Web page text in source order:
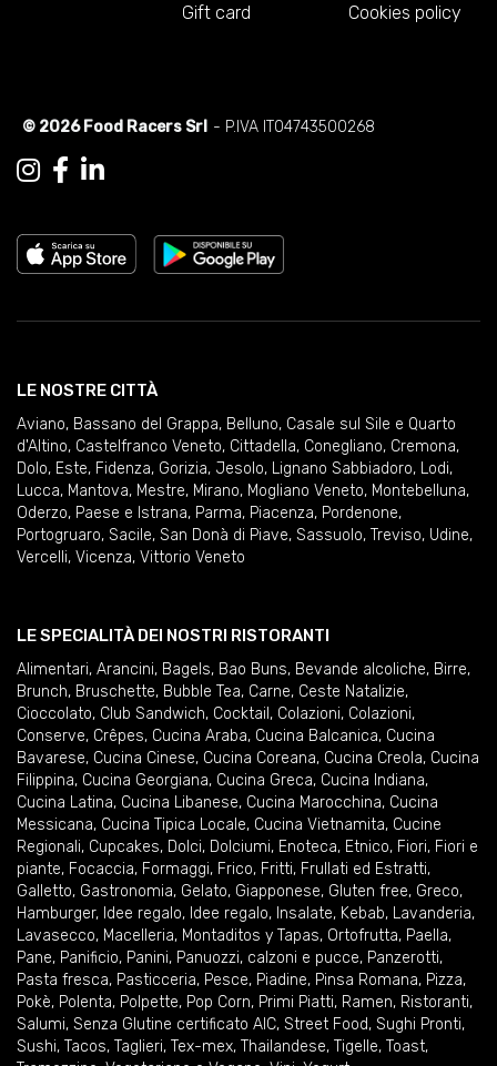
Gift card
Cookies policy
© 2026 Food Racers Srl - P.IVA IT04743500268
LE NOSTRE CITTÀ
Aviano, Bassano del Grappa, Belluno, Casale sul Sile e Quarto
d'Altino, Castelfranco Veneto, Cittadella, Conegliano, Cremona,
Dolo, Este, Fidenza, Gorizia, Jesolo, Lignano Sabbiadoro, Lodi,
Lucca, Mantova, Mestre, Mirano, Mogliano Veneto, Montebelluna,
Oderzo, Paese e Istrana, Parma, Piacenza, Pordenone,
Portogruaro, Sacile, San Donà di Piave, Sassuolo, Treviso, Udine,
Vercelli, Vicenza, Vittorio Veneto
LE SPECIALITÀ DEI NOSTRI RISTORANTI
Alimentari, Arancini, Bagels, Bao Buns, Bevande alcoliche, Birre,
Brunch, Bruschette, Bubble Tea, Carne, Ceste Natalizie,
Cioccolato, Club Sandwich, Cocktail , Colazioni, Colazioni,
Conserve, Crêpes, Cucina Araba, Cucina Balcanica, Cucina
Bavarese, Cucina Cinese, Cucina Coreana, Cucina Creola, Cucina
Filippina, Cucina Georgiana, Cucina Greca, Cucina Indiana,
Cucina Latina, Cucina Libanese, Cucina Marocchina, Cucina
Messicana, Cucina Tipica Locale, Cucina Vietnamita, Cucine
Regionali, Cupcakes, Dolci, Dolciumi, Enoteca, Etnico, Fiori, Fiori e
piante, Focaccia, Formaggi, Frico, Fritti, Frullati ed Estratti,
Galletto, Gastronomia, Gelato, Giapponese, Gluten free, Greco,
Hamburger, Idee regalo, Idee regalo, Insalate, Kebab, Lavanderia,
Lavasecco, Macelleria, Montaditos y Tapas, Ortofrutta, Paella,
Pane, Panificio, Panini, Panuozzi, calzoni e pucce, Panzerotti,
Pasta fresca, Pasticceria, Pesce, Piadine, Pinsa Romana, Pizza,
Pokè, Polenta, Polpette, Pop Corn, Primi Piatti, Ramen, Ristoranti,
Salumi, Senza Glutine certificato AIC, Street Food, Sughi Pronti,
Sushi, Tacos, Taglieri, Tex-mex, Thailandese, Tigelle, Toast,